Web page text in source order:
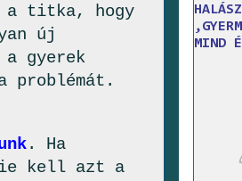
a titka, hogy
új
gyerek
problémát.
. Ha
kell azt a
MIND